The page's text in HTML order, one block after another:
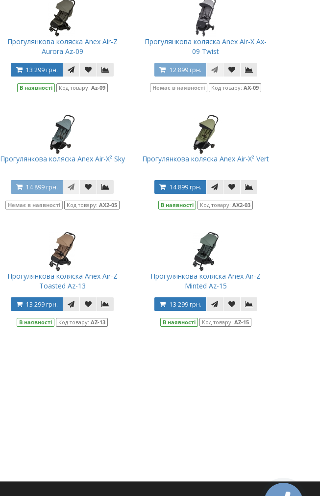
Прогулянкова коляска Anex Air-Z
Aurora Az-09
13 299 грн.
В наявності Код товару: Az-09
Прогулянкова коляска Anex Air-X Ax-
09 Twist
12 899 грн.
Немає в наявності Код товару:AX-09
Прогулянкова коляска Anex Air-X² Sky
14 899 грн.
Немає в наявності Код товару: AX2-05
Прогулянкова коляска Anex Air-X² Vert
14 899 грн.
В наявності Код товару:AX2-03
Прогулянкова коляска Anex Air-Z
Toasted Az-13
13 299 грн.
В наявності Код товару:AZ-13
Прогулянкова коляска Anex Air-Z
Minted Az-15
13 299 грн.
В наявності Код товару: AZ-15